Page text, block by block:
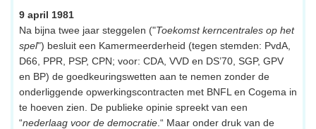
9 april 1981
Na bijna twee jaar steggelen ("Toekomst kerncentrales op het
spel") besluit een Kamermeerderheid (tegen stemden: PvdA,
D66, PPR, PSP, CPN; voor: CDA, VVD en DS’70, SGP, GPV
en BP) de goedkeuringswetten aan te nemen zonder de
onderliggende opwerkingscontracten met BNFL en Cogema in
te hoeven zien. De publieke opinie spreekt van een
“nederlaag voor de democratie .“ Maar onder druk van de